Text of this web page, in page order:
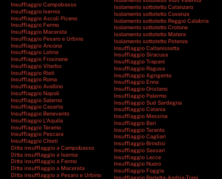
Insufflaggio Campobasso
Insufflaggio Isernia
Insufflaggio Ascoli Piceno
Insufflaggio Fermo
Insufflaggio Macerata
Insufflaggio Pesaro e Urbino
Insufflaggio Ancona
Insufflaggio Latina
Insufflaggio Frosinone
Insufflaggio Viterbo
Insufflaggio Rieti
Insufflaggio Roma
Insufflaggio Avellino
Insufflaggio Napoli
Insufflaggio Salerno
Insufflaggio Caserta
Insufflaggio Benevento
Insufflaggio L’Aquila
Insufflaggio Teramo
Insufflaggio Pescara
Insufflaggio Chieti
Ditta insufflaggio a Campobasso
Ditta insufflaggio a Isernia
Ditta insufflaggio a Fermo
Ditta insufflaggio a Macerata
Ditta insufflaggio a Pesaro e Urbino
Isolamento sottotetto Catanzaro
Isolamento sottotetto Cosenza
Isolamento sottotetto Reggio Calabria
Isolamento sottotetto Crotone
Isolamento sottotetto Matera
Isolamento sottotetto Potenza
Insufflaggio Caltanissetta
Insufflaggio Siracusa
Insufflaggio Trapani
Insufflaggio Ragusa
Insufflaggio Agrigento
Insufflaggio Enna
Insufflaggio Oristano
Insufflaggio Palermo
Insufflaggio Sud Sardegna
Insufflaggio Catania
Insufflaggio Messina
Insufflaggio Bari
Insufflaggio Taranto
Insufflaggio Cagliari
Insufflaggio Brindisi
Insufflaggio Sassari
Insufflaggio Lecce
Insufflaggio Nuoro
Insufflaggio Foggia
Insufflaggio Barletta-Andria-Trani